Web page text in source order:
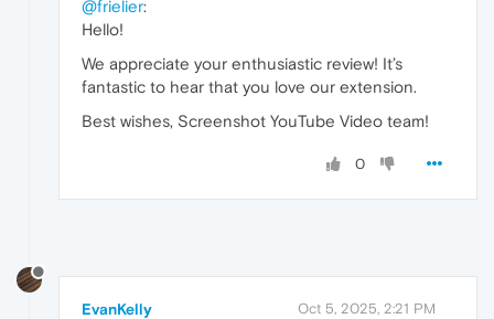
@frielier:
Hello!
We appreciate your enthusiastic review! It’s
fantastic to hear that you love our extension.
Best wishes, Screenshot YouTube Video team!
0
EvanKelly Oct 5, 2025, 2:21 PM